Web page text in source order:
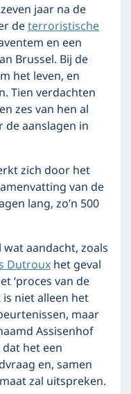
jaar na de
deterroristische
en een
Brussel. Bij de
het leven, en
Tien verdachten
zes van hen al
aanslagen in
zich door het
van de
lang, zo’n 500
aandacht, zoals
Dutrouxhet geval
‘proces van de
is niet alleen het
maar
Assisenhof
het een
en, samen
zal uitspreken.